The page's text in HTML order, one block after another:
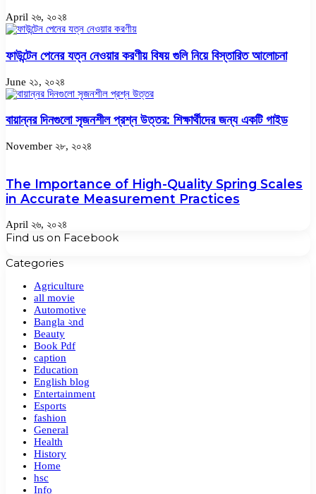
April ২৬, ২০২৪
ফাউন্টেন পেনের যত্ন নেওয়ার করণীয় বিষয় গুলি নিয়ে বিস্তারিত আলোচনা
June ২১, ২০২৪
বায়ান্নর দিনগুলো সৃজনশীল প্রশ্ন উত্তর: শিক্ষার্থীদের জন্য একটি গাইড
November ২৮, ২০২৪
The Importance of High-Quality Spring Scales
in Accurate Measurement Practices
April ২৬, ২০২৪
Find us on Facebook
Categories
Agriculture
all movie
Automotive
Bangla ২nd
Beauty
Book Pdf
caption
Education
English blog
Entertainment
Esports
fashion
General
Health
History
Home
hsc
Info